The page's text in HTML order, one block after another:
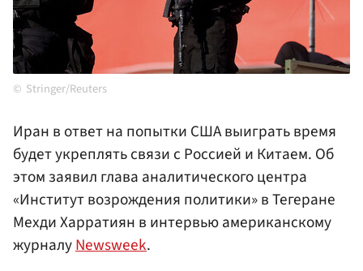
Stringer/Reuters
Иран в ответ на попытки США выиграть время
будет укреплять связи с Россией и Китаем. Об
этом заявил глава аналитического центра
«Институт возрождения политики» в Тегеране
Мехди Харратиян в интервью американскому
журналуNewsweek.